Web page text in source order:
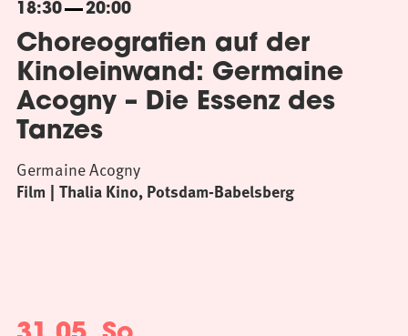
18:30 20:00
Choreografien auf der
Kinoleinwand: Germaine
Acogny – Die Essenz des
Tanzes
Film Thalia Kino, Potsdam-Babelsberg
Germaine Acogny